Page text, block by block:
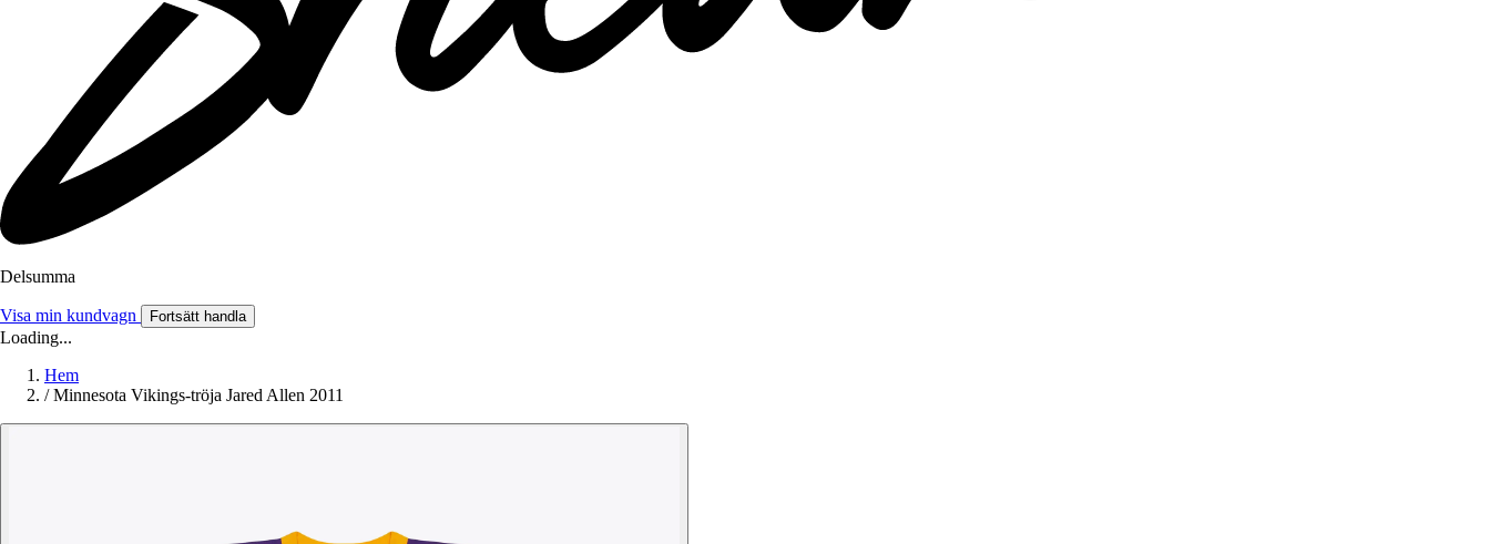
Delsumma
Visa min kundvagn Fortsätt handla
Loading...
Hem
/ Minnesota Vikings-tröja Jared Allen 2011